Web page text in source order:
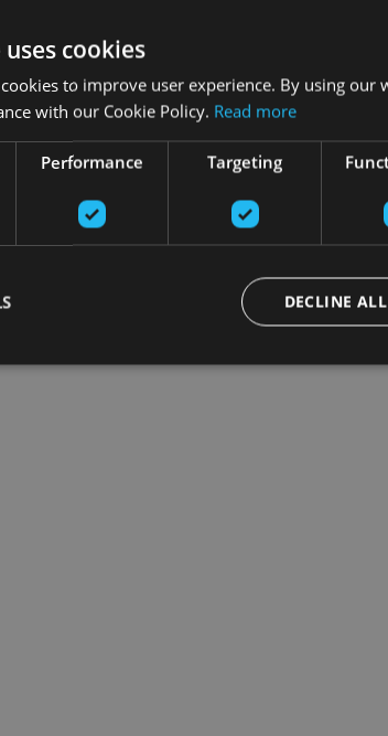
cookies
to improve user experience. By using our
with our Cookie Policy. Read more
Performance Targeting
DECLINE ALL